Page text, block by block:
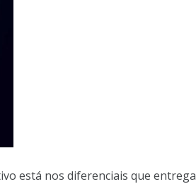
está nos diferenciais que entrega